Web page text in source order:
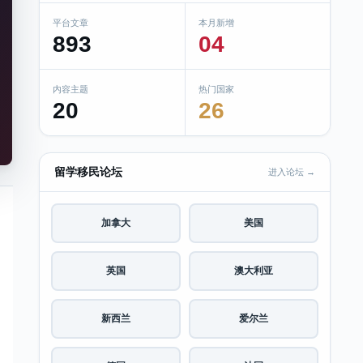
平台文章
893
本月新增
04
内容主题
20
热门国家
26
留学移民论坛 进入论坛 →
加拿大 美国
英国 澳大利亚
新西兰 爱尔兰